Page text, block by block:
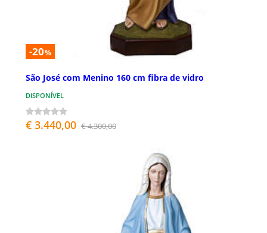
-20%
São José com Menino 160 cm fibra de vidro
DISPONÍVEL
€ 3.440,00 € 4.300,00